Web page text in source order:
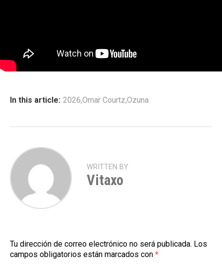
In this article: 2026,Omar Courtz,Ozuna
WRITTEN BY
Vitaxo
Tu dirección de correo electrónico no será publicada. Los
campos obligatorios están marcados con *